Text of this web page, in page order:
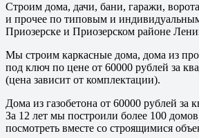
Строим дома, дачи, бани, гаражи,
и прочее по типовым и
Приозерске и Приозерском районе
Мы строим каркасные дома, дома из
под ключ по цене от 60000 рублей за
(цена зависит от комплектации).
Дома из газобетона от 60000 рублей за
За 12 лет мы построили более 100
посмотреть вместе со строящимися